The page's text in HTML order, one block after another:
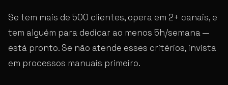
Se tem mais de 500 clientes, opera em 2+ canais, e
tem alguém para dedicar ao menos 5h/semana —
está pronto. Se não atende esses critérios, invista
em processos manuais primeiro.